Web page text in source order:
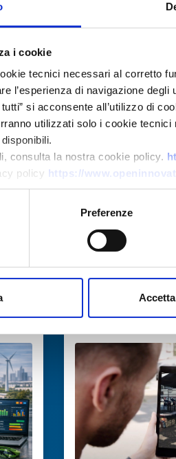
i cookie
tecnici necessari al corretto
l’esperienza di navigazione
si acconsente all’utilizzo di
utilizzati solo i cookie
consulta la nostra cookie policy.
policy https://
Preferenze
→
Technology offer
licenza
navi in
ID:
Expires on